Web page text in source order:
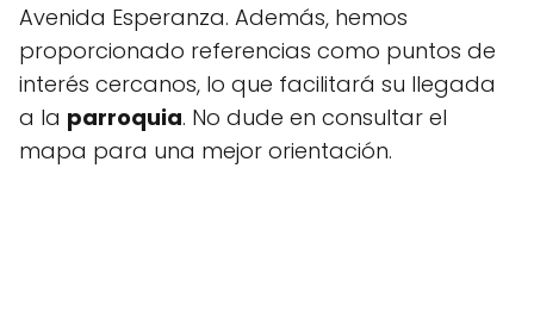
Avenida Esperanza. Además, hemos
proporcionado referencias como puntos de
interés cercanos, lo que facilitará su llegada
a la parroquia. No dude en consultar el
mapa para una mejor orientación.